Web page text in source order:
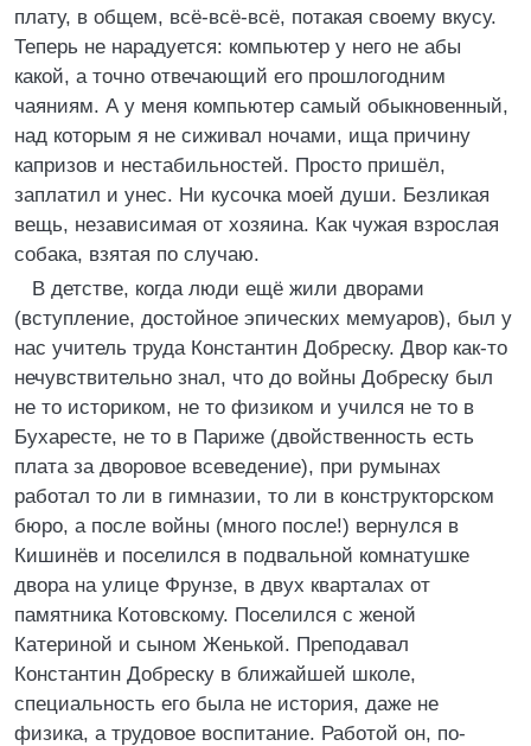
плату, в общем, всё-всё-всё, потакая своему вкусу.
Теперь не нарадуется: компьютер у него не абы
какой, а точно отвечающий его прошлогодним
чаяниям. А у меня компьютер самый обыкновенный,
над которым я не сиживал ночами, ища причину
капризов и нестабильностей. Просто пришёл,
заплатил и унес. Ни кусочка моей души. Безликая
вещь, независимая от хозяина. Как чужая взрослая
собака, взятая по случаю.
В детстве, когда люди ещё жили дворами
(вступление, достойное эпических мемуаров), был у
нас учитель труда Константин Добреску. Двор как-то
нечувствительно знал, что до войны Добреску был
не то историком, не то физиком и учился не то в
Бухаресте, не то в Париже (двойственность есть
плата за дворовое всеведение), при румынах
работал то ли в гимназии, то ли в конструкторском
бюро, а после войны (много после!) вернулся в
Кишинёв и поселился в подвальной комнатушке
двора на улице Фрунзе, в двух кварталах от
памятника Котовскому. Поселился с женой
Катериной и сыном Женькой. Преподавал
Константин Добреску в ближайшей школе,
специальность его была не история, даже не
физика, а трудовое воспитание. Работой он, по-